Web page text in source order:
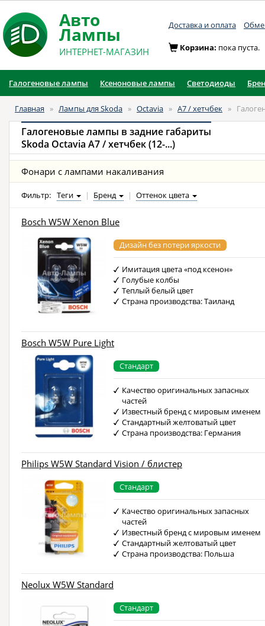
Авто
Лампы
ИНТЕРНЕТ-МАГАЗИН
Доставка и оплата
Корзина: пока пуста.
Галогеновые лампы Ксеноновые лампы Светодиоды
Главная » Лампы для Skoda » Octavia » A7 / хетчбек »
Галогеновые лампы в задние габариты
Skoda Octavia A7 / хетчбек (12-...)
Фонари с лампами накаливания
Фильтр: Теги | Бренд | Оттенок цвета
Bosch W5W Xenon Blue
Дизайн без потери яркости
Имитация цвета «под ксенон»
Голубые колбы
Теплый белый цвет
Страна производства: Таиланд
Bosch W5W Pure Light
Стандарт
Качество оригинальных запасных
частей
Известный бренд с мировым именем
Стандартный желтоватый цвет
Страна производства: Германия
Philips W5W Standard Vision / блистер
Стандарт
Качество оригинальных запасных
частей
Известный бренд с мировым именем
Стандартный желтоватый цвет
Страна производства: Польша
Neolux W5W Standard
Стандарт